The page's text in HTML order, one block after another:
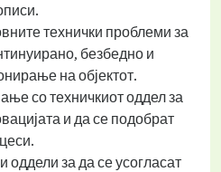
технички проблеми за
безбедно и
на објектот.
со техничкиот оддел за
и да се подобрат
оддели за да се усогласат